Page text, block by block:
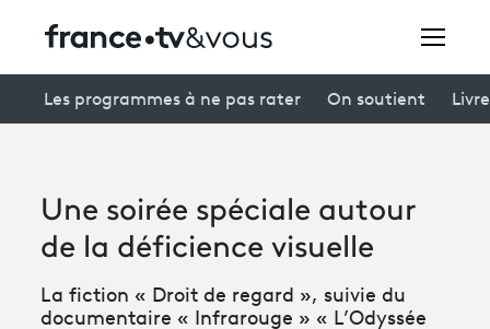
Creators
Participer et assister à une émission
Les programmes à ne pas rater On soutient
Une soirée spéciale autour
de la déficience visuelle
La fiction « Droit de regard », suivie du
documentaire « Infrarouge » « L’Odyssée